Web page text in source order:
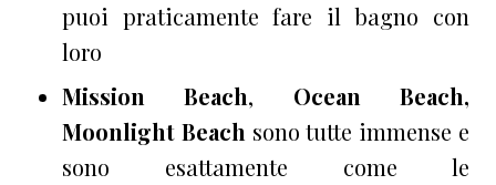
puoi praticamente fare il bagno con
loro
Mission Beach, Ocean Beach,
Moonlight Beach sono tutte immense e
sono esattamente come le